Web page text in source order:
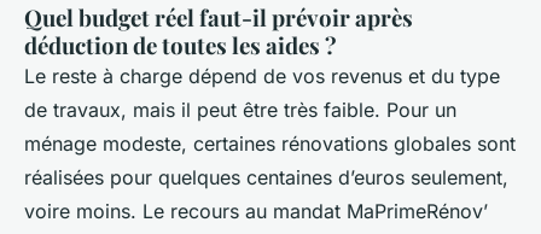
Quel budget réel faut-il prévoir après
déduction de toutes les aides ?
Le reste à charge dépend de vos revenus et du type
de travaux, mais il peut être très faible. Pour un
ménage modeste, certaines rénovations globales sont
réalisées pour quelques centaines d’euros seulement,
voire moins. Le recours au mandat MaPrimeRénov’